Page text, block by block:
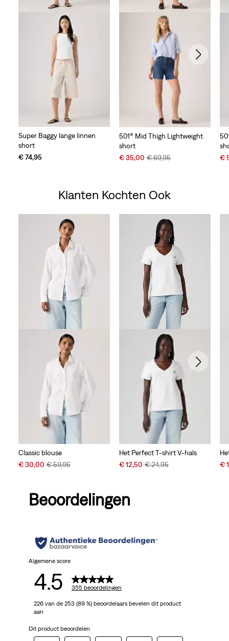
Super Baggy lange linnen
short
€ 74,95
501® Mid Thigh Lightweight
short
Sale
€ 35,00 Original
€ 69,95 €
Klanten Kochten Ook
Classic blouse
Sale
€ 30,00 Original
€ 59,95
Het Perfect T-shirt V-hals
Sale
€ 12,50 Original
€ 24,95 €
Beoordelingen
Algemene score
4.5 355 beoordelingen
226 van de 253 (89 %) beoordelaars bevelen dit product
aan
Dit product beoordelen